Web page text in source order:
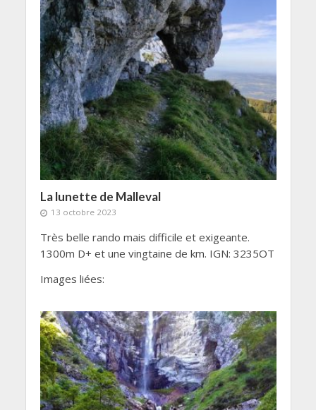
La lunette de Malleval
13 octobre 2023
Très belle rando mais difficile et exigeante.
1300m D+ et une vingtaine de km. IGN: 3235OT
Images liées: